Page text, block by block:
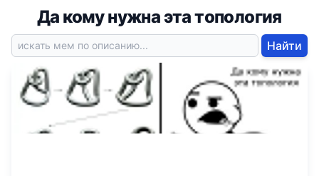
Да кому нужна эта топология
Найти